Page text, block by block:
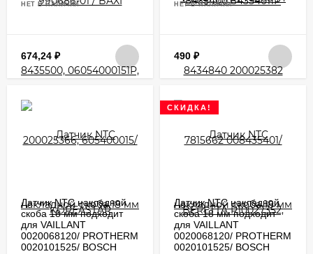
НЕТ В НАЛИЧИИ
674,24 ₽
НЕТ В НАЛИЧИИ
490 ₽
Датчик NTC накладной
скоба 18 мм подходит
для VAILLANT
0020068120/ PROTHERM
0020101525/ BOSCH
СКИДКА!
Датчик NTC накладной
скоба 18 мм подходит
для VAILLANT
0020068120/ PROTHERM
0020101525/ BOSCH